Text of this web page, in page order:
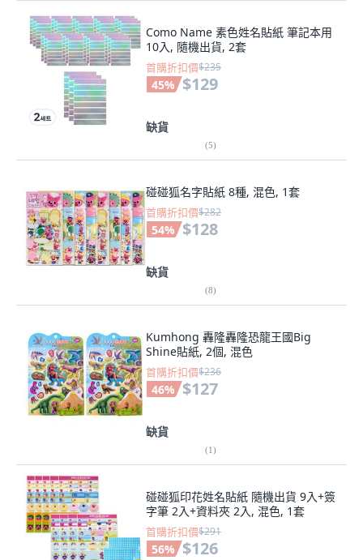
Como Name 素色姓名貼紙 筆記本用
10入, 隨機出貨, 2套
首購折扣價$235
45% $129
缺貨
(5)
碰碰狐名字貼紙 8種, 混色, 1套
首購折扣價$282
54% $128
缺貨
(8)
Kumhong 轟隆轟隆恐龍王國Big
Shine貼紙, 2個, 混色
首購折扣價$236
46% $127
缺貨
(1)
碰碰狐印花姓名貼紙 隨機出貨 9入+簽
字筆 2入+資料夾 2入, 混色, 1套
首購折扣價$291
56% $126